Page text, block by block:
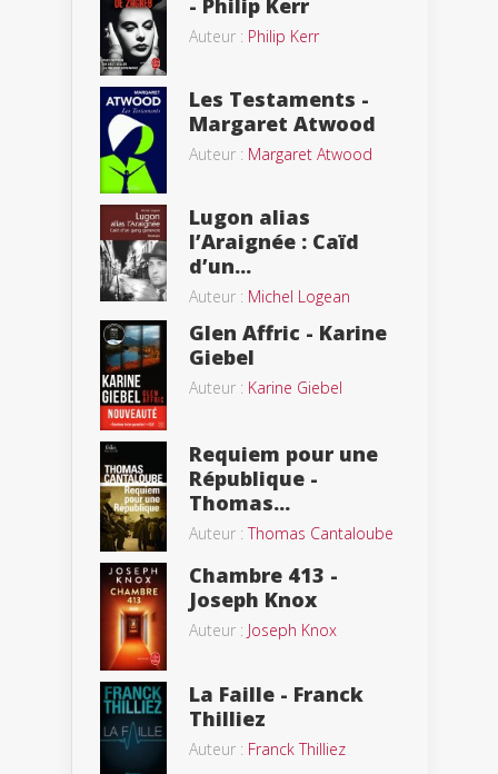
Auteur : Philip Kerr
Les Testaments -
Margaret Atwood
Auteur : Margaret Atwood
Lugon alias
l’Araignée : Caïd
d’un...
Auteur : Michel Logean
Glen Affric - Karine
Giebel
Auteur : Karine Giebel
Requiem pour une
République -
Thomas...
Auteur :Thomas Cantaloube
Chambre 413 -
Joseph Knox
Auteur : Joseph Knox
La Faille - Franck
Thilliez
Auteur : Franck Thilliez